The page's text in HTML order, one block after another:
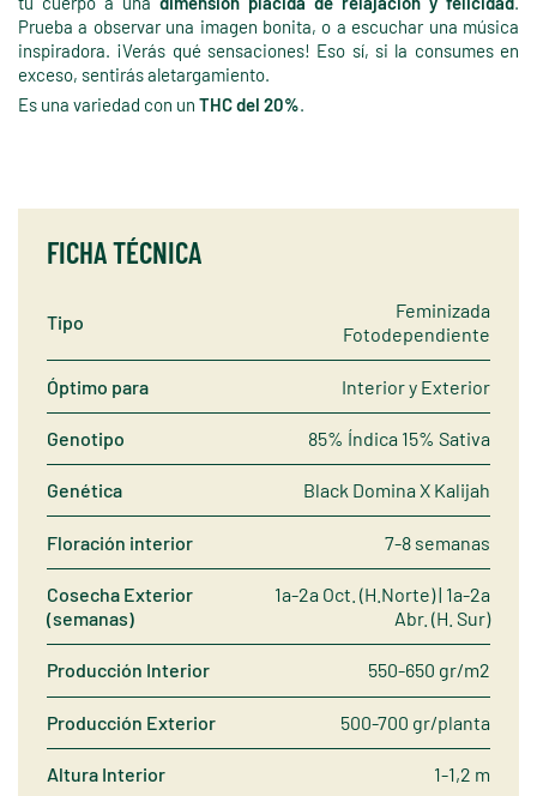
Prueba a observar una imagen bonita, o a escuchar una música
inspiradora. ¡Verás qué sensaciones! Eso sí, si la consumes en
exceso, sentirás aletargamiento.
Es una variedad con un THC del 20%.
FICHA TÉCNICA
Tipo
Feminizada
Fotodependiente
Óptimo para Interior y Exterior
Genotipo 85% Índica 15% Sativa
Genética Black Domina X Kalijah
Floración interior 7-8 semanas
Cosecha Exterior
(semanas)
1a-2a Oct. (H.Norte) | 1a-2a
Abr. (H. Sur)
Producción Interior 550-650 gr/m2
Producción Exterior 500-700 gr/planta
Altura Interior 1-1,2 m